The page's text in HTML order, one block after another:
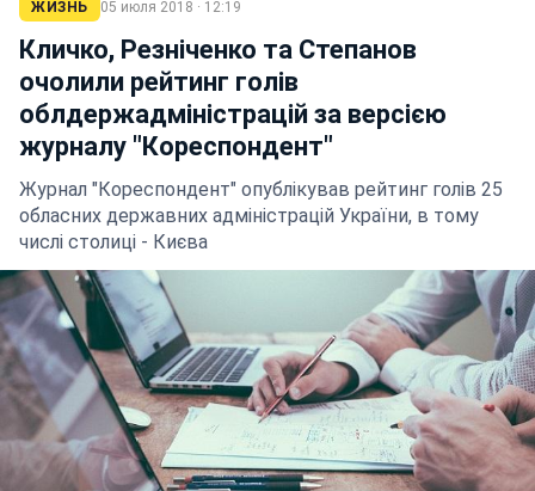
ЖИЗНЬ 05 июля 2018 · 12:19
Кличко, Резніченко та Степанов
очолили рейтинг голів
облдержадміністрацій за версією
журналу "Кореспондент"
Журнал "Кореспондент" опублікував рейтинг голів 25
обласних державних адміністрацій України, в тому
числі столиці - Києва